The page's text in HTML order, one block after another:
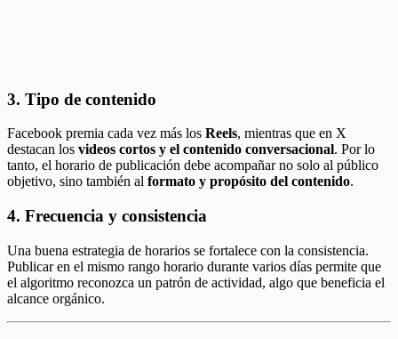
3. Tipo de contenido
Facebook premia cada vez más los Reels, mientras que en X
destacan los videos cortos y el contenido conversacional. Por lo
tanto, el horario de publicación debe acompañar no solo al público
objetivo, sino también al formato y propósito del contenido.
4. Frecuencia y consistencia
Una buena estrategia de horarios se fortalece con la consistencia.
Publicar en el mismo rango horario durante varios días permite que
el algoritmo reconozca un patrón de actividad, algo que beneficia el
alcance orgánico.